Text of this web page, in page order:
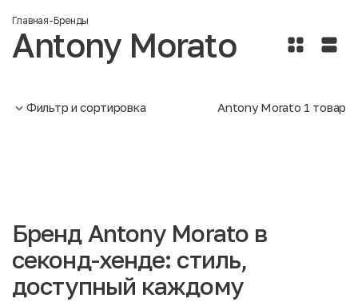
Главная-Бренды
Antony Morato
Фильтр и сортировка Antony Morato 1 товар
Бренд Antony Morato в
секонд-хенде: стиль,
доступный каждому